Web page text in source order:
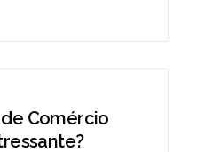
Comércio